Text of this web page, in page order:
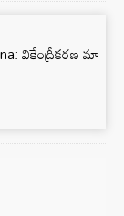
వికేంద్రీకరణ మా